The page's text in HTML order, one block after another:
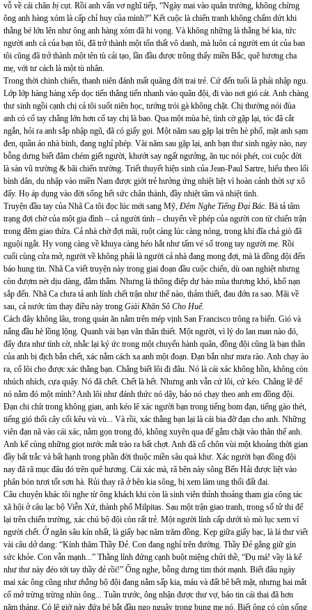
vỗ về cái chân bị cụt. Rồi anh vẩn vơ nghĩ tiếp, “Ngày mai vào quân trường, không chừng
ông anh hàng xóm là cấp chỉ huy của mình?” Kết cuộc là chiến tranh không chấm dứt khi
thằng bé lớn lên như ông anh hàng xóm đã hi vọng. Và không những là thằng bé kia, tức
người anh cả của bạn tôi, đã trở thành một tổn thất vô danh, mà luôn cả người em út của ban
tôi cũng đã trở thành một tên tù cải tạo, lần đầu được trông thấy miền Bắc, quê hương cha
mẹ, với tư cách là một tù nhân.
Trong thời chinh chiến, thanh niên đánh mất quãng đời trai trẻ. Cứ đến tuổi là phải nhập ngu.
Lớp lớp hàng hàng xếp dọc tiến thẳng tiến nhanh vào quân đội, đi vào nơi gió cát. Anh chàng
thư sinh ngồi cạnh chị cả tôi suốt niên học, tướng trói gà không chặt. Chị thường nói đùa
anh có cổ tay chẳng lớn hơn cổ tay chị là bao. Qua một mùa hè, tình cờ gặp lại, tóc đã cắt
ngắn, hỏi ra anh sắp nhập ngũ, đã có giấy gọi. Một năm sau gặp lại trên hè phố, mặt anh sạm
đen, quần áo nhà binh, đang nghỉ phép. Vài năm sau gặp lại, anh bạn thư sinh ngày nào, nay
bỗng dưng biết đâm chém giết người, khướt say ngất ngưởng, ăn tục nói phét, coi cuộc đời
là sàn vũ trường & bãi chiến trường. Triết thuyết hiện sinh của Jean-Paul Sartre, hiểu theo lối
bình dân, du nhập vào miền Nam được giới trẻ hưởng ứng nhiệt liệt vì hoàn cảnh thời sự xô
đẩy. Họ áp dụng vào đời sống hết sức chân thành, đầy nhiệt tâm và nhiệt tình.
Truyện đầu tay của Nhã Ca tôi đọc lúc mới sang Mỹ, Đêm Nghe Tiếng Đại Bác. Bà tả tâm
trạng đợi chờ của một gia đình – cả người tình – chuyến về phép của người con từ chiến trận
trong đêm giao thừa. Cả nhà chờ đợi mãi, ruột càng lúc càng nóng, trong khi đĩa chả giò đã
nguội ngắt. Hy vong càng về khuya càng héo hắt như tấm vé số trong tay người mẹ. Rồi
cuối cùng cửa mở, người về không phải là người cả nhà đang mong đợi, mà là đồng đội đến
báo hung tin. Nhã Ca viết truyện này trong giai đoạn đầu cuộc chiến, dù oan nghiệt nhưng
còn đượm nét dịu dàng, đằm thắm. Nhưng là thông điệp dự báo mùa thương khó, khổ nạn
sắp đến. Nhã Ca chưa tả anh lính chết trận như thế nào, thảm thiết, đau đớn ra sao. Mãi về
sau, cả nước tìm thay điều này trong Giải Khăn Sô Cho Huế.
Cách đây không lâu, trong quán ăn nằm trên mép vịnh San Francisco trông ra biển. Gió và
nắng đầu hè lồng lộng. Quanh vài bạn văn thân thiết. Một người, vì lý do lan man nào đó,
đẩy đưa như tình cờ, nhắc lại ký ức trong một chuyến hành quân, đồng đội cũng là bạn thân
của anh bị địch bắn chết, xác nằm cách xa anh một đoạn. Đạn bắn như mưa rào. Anh chạy ào
ra, cố lôi cho được xác thằng bạn. Chẳng biết lôi đi đâu. Nó là cái xác không hồn, không còn
nhúch nhích, cựa quậy. Nó đã chết. Chết là hết. Nhưng anh vẫn cứ lôi, cứ kéo. Chẳng lẽ để
nó nằm đó một mình? Anh lôi như đánh thức nó dậy, bảo nó chạy theo anh em đồng đội.
Đạn chi chít trong không gian, anh kéo lê xác người bạn trong tiếng bom đạn, tiếng gào thét,
tiếng gió thổi cây cối kêu vù vù... Và rồi, xác thằng bạn lại là cái bia đỡ đạn cho anh. Những
viên đạn nã vào cái xác, nằm gọn trong đó, không xuyên qua để gắm chặt vào thân thể anh.
Anh kể cùng những giọt nước mắt trào ra bất chợt. Anh đã cố chôn vùi một khoảng thời gian
đầy bất trắc và bất hạnh trong phần đời thuộc miền sâu quá khư. Xác người bạn đồng đội
nay đã rã mục đâu đó trên quê hương. Cái xác mà, rã bên này sông Bến Hải được liệt vào
phân bón tươi tốt sơn hà. Rủi thay rã ở bên kia sông, bị xem làm ung thối đất đai.
Câu chuyện khác tôi nghe từ ông khách khi còn là sinh viên thỉnh thoảng tham gia công tác
xã hội ở câu lạc bộ Viễn Xứ, thành phố Milpitas. Sau một trận giao tranh, trong số tử thi để
lại trên chiến trường, xác chú bộ đội còn rất trẻ. Một người lính cấp dưới tò mò lục xem ví
người chết. Ở ngăn sâu kín nhất, là giấy bạc năm trăm đồng. Kẹp giữa giấy bạc, là lá thư viết
vài câu dở dang: “Kính thăm Thầy Đẻ. Con đang nghỉ trên đường. Thầy Đẻ gắng giữ gìn
sức khỏe. Con vẫn mạnh...” Thằng lính đứng cạnh buột miệng chửi thề, “Đụ má! vầy là kể
như thư này đéo tới tay thầy đẻ rồi!” Ông nghe, bỗng dưng tim thót mạnh. Biết đâu ngày
mai xác ông cũng như thằng bộ đội đang nằm sấp kia, máu và đất bê bết mặt, nhưng hai mắt
cố mở trừng trừng nhìn ông... Tuần trước, ông nhận được thư vợ, báo tin cái thai đã hơn
năm tháng. Có lẽ giờ này đứa bé bắt đầu ngọ nguậy trong bụng mẹ nó. Biết ông có còn sống